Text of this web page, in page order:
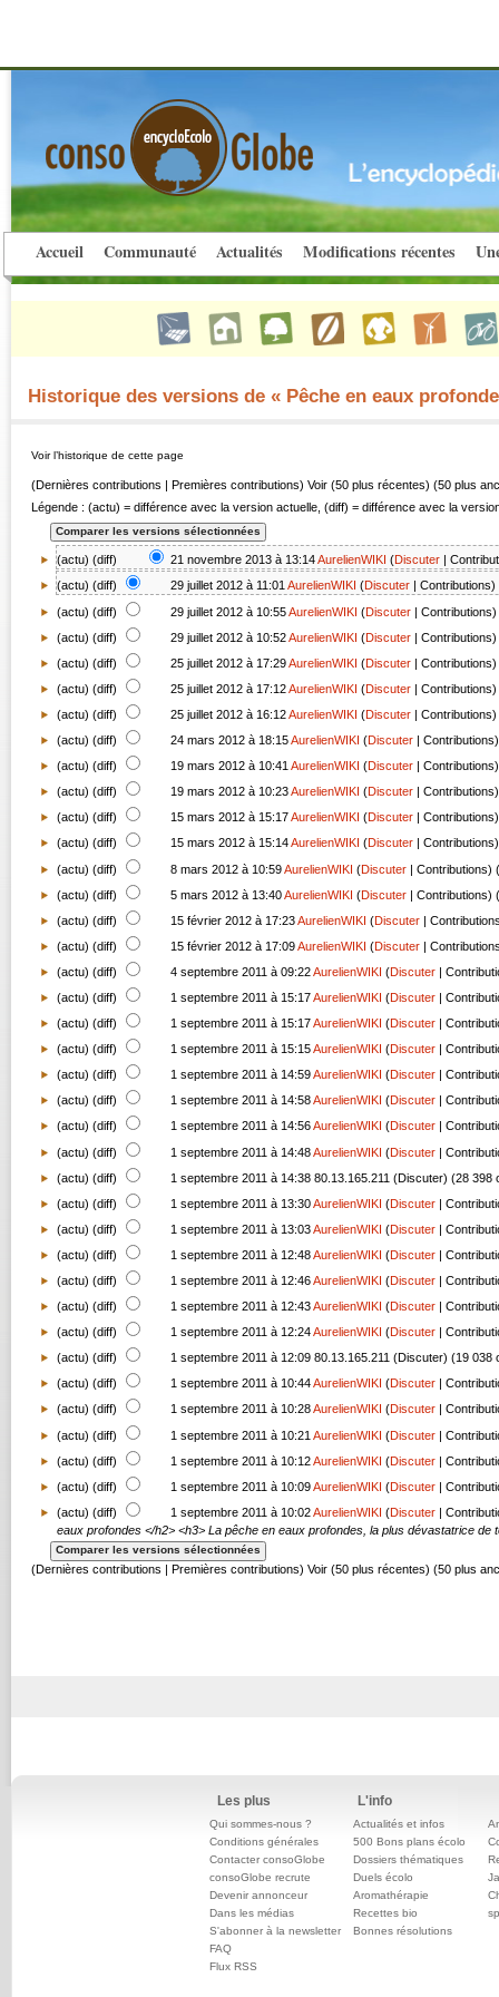
Accueil Communauté Actualités Modifications récentes
Historique des versions de « Pêche en eaux
Voir l’historique de cette page
(Dernières contributions | Premières contributions) Voir (50 plus récentes) (50 plus
Légende : (actu) = différence avec la version actuelle, (diff) = différence avec la
(actu) (diff) 21 novembre 2013 à 13:14AurelienWIKI (Discuter
(actu) (diff) 29 juillet 2012 à 11:01AurelienWIKI (Discuter Contributions)
(actu) (diff) 29 juillet 2012 à 10:55AurelienWIKI (Discuter | Contributions)
(actu) (diff) 29 juillet 2012 à 10:52AurelienWIKI (Discuter | Contributions)
(actu) (diff) 25 juillet 2012 à 17:29AurelienWIKI (Discuter | Contributions)
(actu) (diff) 25 juillet 2012 à 17:12AurelienWIKI (Discuter | Contributions)
(actu) (diff) 25 juillet 2012 à 16:12AurelienWIKI (Discuter | Contributions)
(actu) (diff) 24 mars 2012 à 18:15AurelienWIKI (Discuter | Contributions)
(actu) (diff) 19 mars 2012 à 10:41 AurelienWIKI (Discuter | Contributions)
(actu) (diff) 19 mars 2012 à 10:23AurelienWIKI (Discuter Contributions)
(actu) (diff) 15 mars 2012 à 15:17AurelienWIKI (Discuter Contributions)
(actu) (diff) 15 mars 2012 à 15:14AurelienWIKI (Discuter Contributions)
(actu) (diff) 8 mars 2012 à 10:59AurelienWIKI (Discuter | Contributions)
(actu) (diff) 5 mars 2012 à 13:40AurelienWIKI (Discuter | Contributions)
(actu) (diff) 15 février 2012 à 17:23AurelienWIKI (Discuter |
(actu) (diff) 15 février 2012 à 17:09AurelienWIKI (Discuter |
(actu) (diff) 4 septembre 2011 à 09:22AurelienWIKI (Discuter |
(actu) (diff) 1 septembre 2011 à 15:17AurelienWIKI (Discuter |
(actu) (diff) 1 septembre 2011 à 15:17AurelienWIKI (Discuter |
(actu) (diff) 1 septembre 2011 à 15:15AurelienWIKI (Discuter |
(actu) (diff) 1 septembre 2011 à 14:59AurelienWIKI (Discuter
(actu) (diff) 1 septembre 2011 à 14:58AurelienWIKI (Discuter
(actu) (diff) 1 septembre 2011 à 14:56AurelienWIKI (Discuter
(actu) (diff) 1 septembre 2011 à 14:48AurelienWIKI (Discuter |
(actu) (diff) 1 septembre 2011 à 14:38 80.13.165.211 (Discuter) (28 398
(actu) (diff) 1 septembre 2011 à 13:30AurelienWIKI (Discuter |
(actu) (diff) 1 septembre 2011 à 13:03AurelienWIKI (Discuter |
(actu) (diff) 1 septembre 2011 à 12:48AurelienWIKI (Discuter |
(actu) (diff) 1 septembre 2011 à 12:46AurelienWIKI (Discuter |
(actu) (diff) 1 septembre 2011 à 12:43AurelienWIKI (Discuter |
(actu) (diff) 1 septembre 2011 à 12:24AurelienWIKI (Discuter |
(actu) (diff) 1 septembre 2011 à 12:09 80.13.165.211 (Discuter) (19 038
(actu) (diff) 1 septembre 2011 à 10:44AurelienWIKI (Discuter
(actu) (diff) 1 septembre 2011 à 10:28AurelienWIKI (Discuter
(actu) (diff) 1 septembre 2011 à 10:21 AurelienWIKI (Discuter |
(actu) (diff) 1 septembre 2011 à 10:12AurelienWIKI (Discuter |
(actu) (diff) 1 septembre 2011 à 10:09AurelienWIKI (Discuter |
(actu) (diff) 1 septembre 2011 à 10:02AurelienWIKI (Discuter |
eaux profondes </h2> <h3> La pêche en eaux profondes, la plus dévastatrice de
(Dernières contributions | Premières contributions) Voir (50 plus récentes) (50 plus
Les plus
Qui sommes-nous ?
Conditions générales
Contacter consoGlobe
consoGlobe recrute
Devenir annonceur
Dans les médias
S'abonner à la newsletter
FAQ
Flux RSS
L'info
Actualités et infos
500 Bons plans écolo
Dossiers thématiques
Duels écolo
Aromathérapie
Recettes bio
Bonnes résolutions